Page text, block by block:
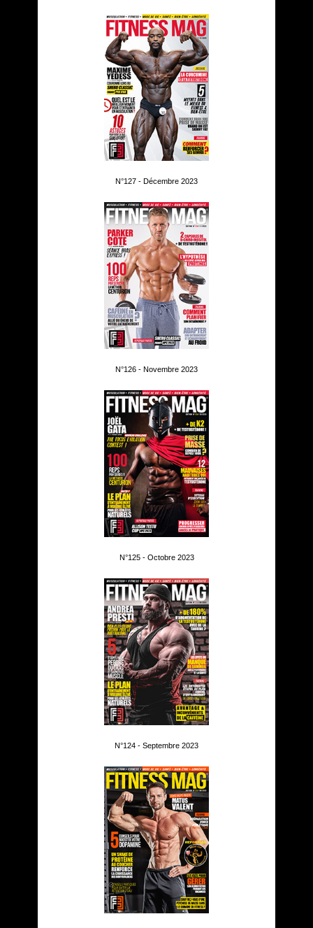
N°127 - Décembre 2023
N°126 - Novembre 2023
N°125 - Octobre 2023
N°124 - Septembre 2023